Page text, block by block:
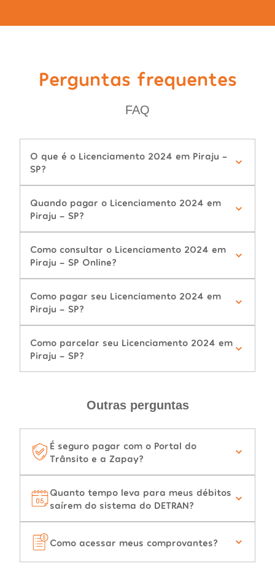
Perguntas frequentes
FAQ
O que é o Licenciamento 2024 em Piraju -
SP?
Quando pagar o Licenciamento 2024 em
Piraju - SP?
Como consultar o Licenciamento 2024 em
Piraju - SP Online?
Como pagar seu Licenciamento 2024 em
Piraju - SP?
Como parcelar seu Licenciamento 2024 em
Piraju - SP?
Outras perguntas
É seguro pagar com o Portal do
Trânsito e a Zapay?
Quanto tempo leva para meus débitos
saírem do sistema do DETRAN?
Como acessar meus comprovantes?